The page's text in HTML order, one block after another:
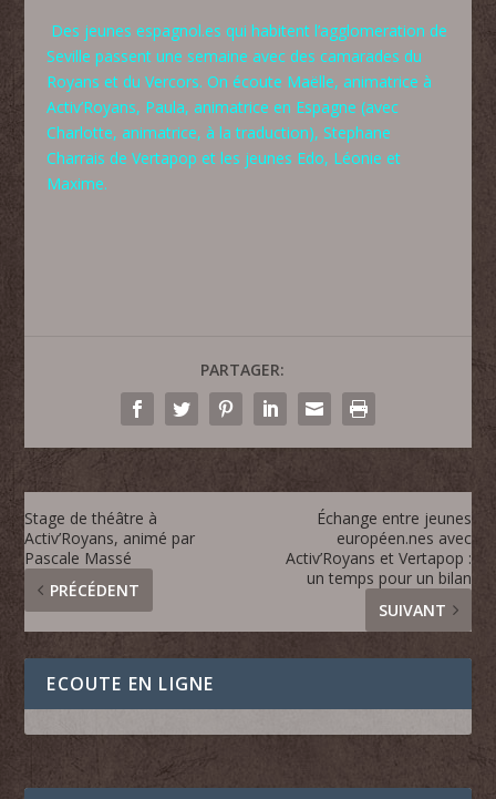
Des jeunes espagnol.es qui habitent l’agglomeration de
Seville passent une semaine avec des camarades du
Royans et du Vercors. On écoute Maëlle, animatrice à
Activ’Royans, Paula, animatrice en Espagne (avec
Charlotte, animatrice, à la traduction), Stephane
Charrais de Vertapop et les jeunes Edo, Léonie et
Maxime.
PARTAGER:
Stage de théâtre à
Activ’Royans, animé par
Pascale Massé
PRÉCÉDENT
Échange entre jeunes
européen.nes avec
Activ’Royans et Vertapop :
un temps pour un bilan
SUIVANT
ECOUTE EN LIGNE